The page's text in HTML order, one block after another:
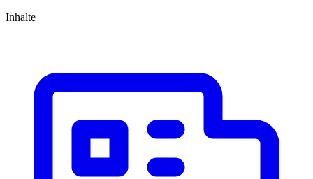
Inhalte